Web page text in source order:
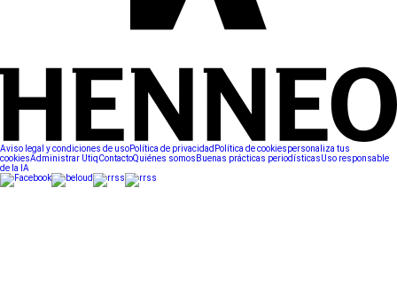
Aviso legal y condiciones de usoPolítica de privacidad Política de cookiespersonaliza tus
cookiesAdministrar UtiqContactoQuiénes somos Buenas prácticas periodísticasUso responsable
de la IA